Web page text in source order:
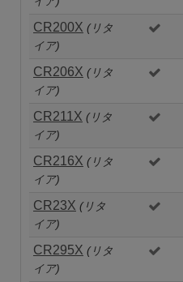
CR200X (リタ
イア)
CR206X (リタ
イア)
CR211X (リタ
イア)
CR216X (リタ
イア)
CR23X (リタ
イア)
CR295X (リタ
イア)